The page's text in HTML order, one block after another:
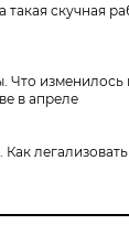
такая скучная
Что изменилось
в апреле
Как